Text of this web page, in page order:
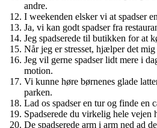
andre.
I weekenden elsker vi at spadser
Ja, vi kan godt spadser fra
Jeg spadserede til butikken for at
Når jeg er stresset, hjælper det mig
Jeg vil gerne spadser lidt mere i
motion.
Vi kunne høre børnenes glade
parken.
Lad os spadser en tur og finde en
Spadserede du virkelig hele vejen
De spadserede arm i arm ned ad